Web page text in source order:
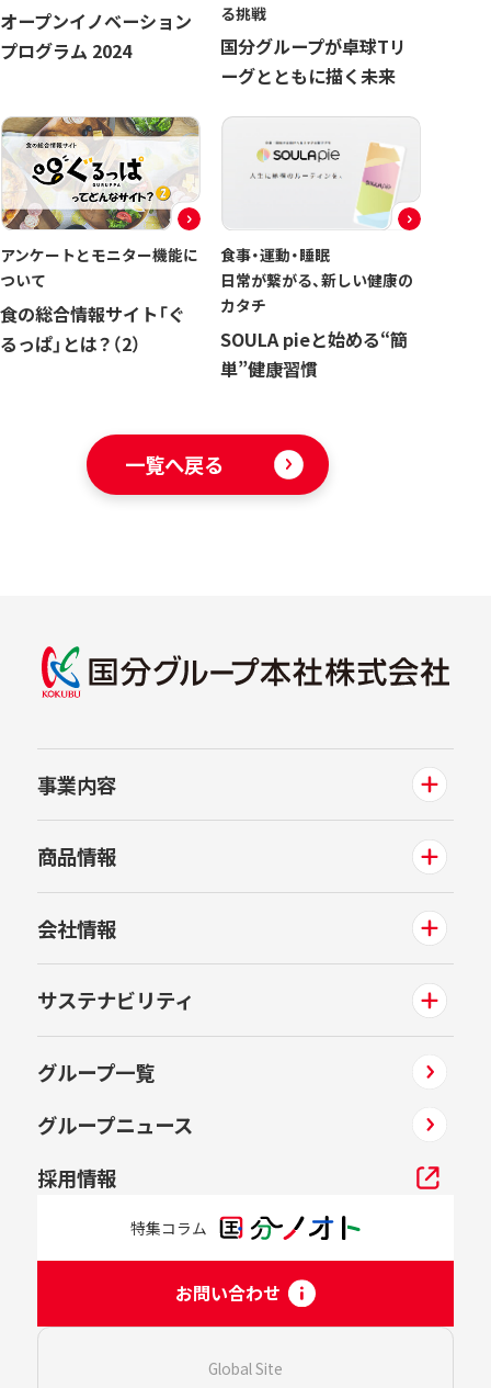
オープンイノベーション
プログラム 2024
る挑戦
国分グループが卓球Tリ
ーグとともに描く未来
アンケートとモニター機能に
ついて
食の総合情報サイト「ぐ
るっぱ」とは？（2）
食事・運動・睡眠
日常が繋がる、新しい健康の
カタチ
SOULA pieと始める“簡
単”健康習慣
一覧へ戻る
事業内容
商品情報
会社情報
サステナビリティ
グループ一覧
グループニュース
採用情報
特集コラム
お問い合わせ
Global Site